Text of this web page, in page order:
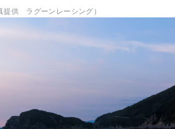
提供 ラグーンレーシング）